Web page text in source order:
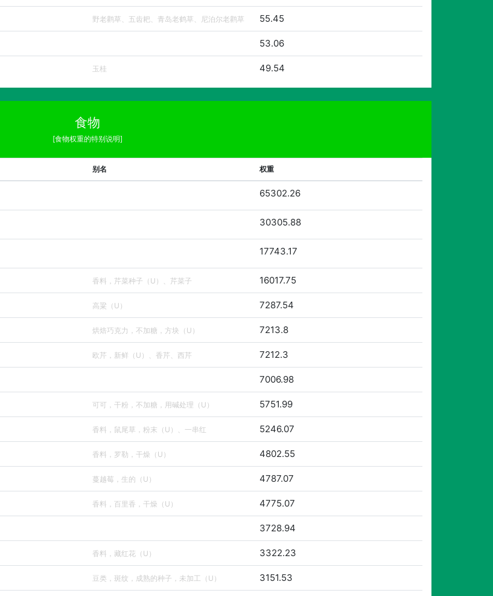
野老鹳草、五齿耙、青岛老鹤草、尼泊尔老鹳草 55.45
53.06
玉桂 49.54
食物
[食物权重的特别说明]
别名 权重
65302.26
30305.88
17743.17
香料，芹菜种子（U）、芹菜子 16017.75
高粱（U） 7287.54
烘焙巧克力，不加糖，方块（U） 7213.8
欧芹，新鲜（U）、香芹、西芹 7212.3
7006.98
可可，干粉，不加糖，用碱处理（U） 5751.99
香料，鼠尾草，粉末（U）、一串红 5246.07
香料，罗勒，干燥（U） 4802.55
蔓越莓，生的（U） 4787.07
香料，百里香，干燥（U） 4775.07
3728.94
香料，藏红花（U） 3322.23
豆类，斑纹，成熟的种子，未加工（U） 3151.53